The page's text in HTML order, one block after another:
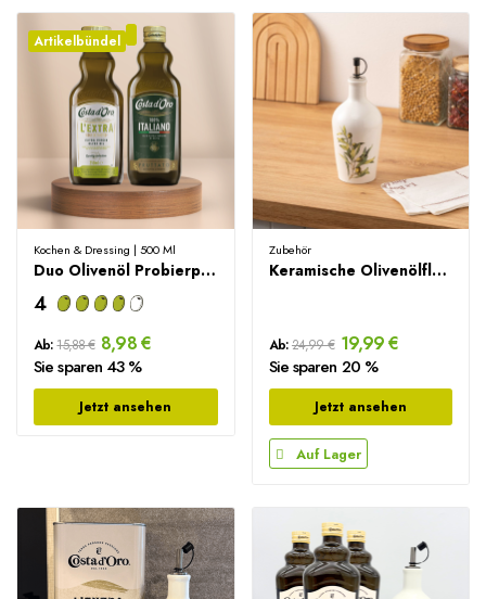
Artikelbündel
Kochen & Dressing | 500 Ml
Duo Olivenöl Probierpaket - 500ml
4
Ab: 15,88 € 8,98 €
Sie sparen 43 %
Jetzt ansehen
Zubehör
Keramische Olivenölflasche + Ausgießer & Trichter
Ab: 24,99 € 19,99 €
Sie sparen 20 %
Jetzt ansehen
Auf Lager